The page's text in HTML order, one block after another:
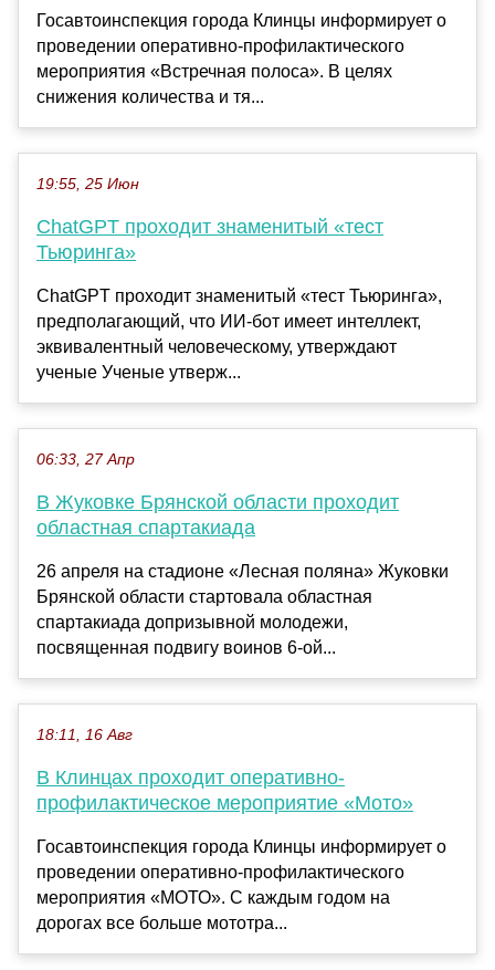
Госавтоинспекция города Клинцы информирует о
проведении оперативно-профилактического
мероприятия «Встречная полоса». В целях
снижения количества и тя...
19:55, 25 Июн
ChatGPT проходит знаменитый «тест
Тьюринга»
ChatGPT проходит знаменитый «тест Тьюринга»,
предполагающий, что ИИ-бот имеет интеллект,
эквивалентный человеческому, утверждают
ученые Ученые утверж...
06:33, 27 Апр
В Жуковке Брянской области проходит
областная спартакиада
26 апреля на стадионе «Лесная поляна» Жуковки
Брянской области стартовала областная
спартакиада допризывной молодежи,
посвященная подвигу воинов 6-ой...
18:11, 16 Авг
В Клинцах проходит оперативно-
профилактическое мероприятие «Мото»
Госавтоинспекция города Клинцы информирует о
проведении оперативно-профилактического
мероприятия «МОТО». С каждым годом на
дорогах все больше мототра...